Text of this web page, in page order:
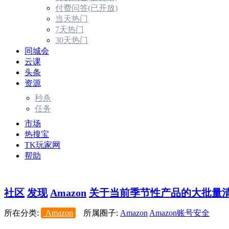
付费问答(已开放)
当天热门
7天热门
30天热门
同城会
云课
头条
资源
秒杀
任务
市场
热搜宝
TK玩家网
帮助
社区 发现 Amazon 关于当前季节性产品的大批量
所在分类: Amazon 所属圈子: AmazonAmazon账号安全